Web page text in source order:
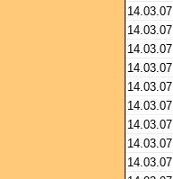
14.03.07
14.03.07
14.03.07
14.03.07
14.03.07
14.03.07
14.03.07
14.03.07
14.03.07